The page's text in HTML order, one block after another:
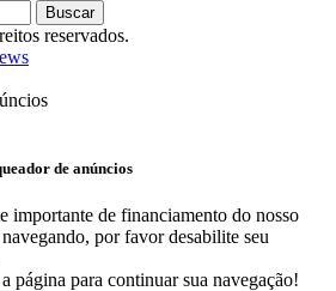
reservados.
de anúncios
importante de financiamento do nosso
por favor desabilite seu
página para continuar sua navegação!